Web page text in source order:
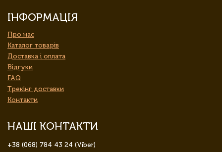
ІНФОРМАЦІЯ
Про нас
Каталог товарів
Доставка і оплата
Відгуки
FAQ
Трекінг доставки
Контакти
НАШІ КОНТАКТИ
+38 (068) 784 43 24 (Viber)